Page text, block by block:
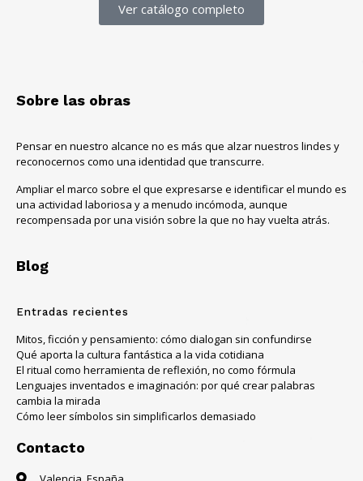
Ver catálogo completo
Sobre las obras
Pensar en nuestro alcance no es más que alzar nuestros lindes y
reconocernos como una identidad que transcurre.
Ampliar el marco sobre el que expresarse e identificar el mundo es
una actividad laboriosa y a menudo incómoda, aunque
recompensada por una visión sobre la que no hay vuelta atrás.
Blog
Entradas recientes
Mitos, ficción y pensamiento: cómo dialogan sin confundirse
Qué aporta la cultura fantástica a la vida cotidiana
El ritual como herramienta de reflexión, no como fórmula
Lenguajes inventados e imaginación: por qué crear palabras
cambia la mirada
Cómo leer símbolos sin simplificarlos demasiado
Contacto